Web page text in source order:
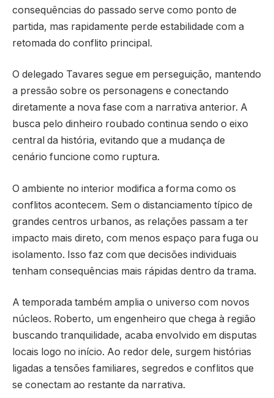
consequências do passado serve como ponto de
partida, mas rapidamente perde estabilidade com a
retomada do conflito principal.
O delegado Tavares segue em perseguição, mantendo
a pressão sobre os personagens e conectando
diretamente a nova fase com a narrativa anterior. A
busca pelo dinheiro roubado continua sendo o eixo
central da história, evitando que a mudança de
cenário funcione como ruptura.
O ambiente no interior modifica a forma como os
conflitos acontecem. Sem o distanciamento típico de
grandes centros urbanos, as relações passam a ter
impacto mais direto, com menos espaço para fuga ou
isolamento. Isso faz com que decisões individuais
tenham consequências mais rápidas dentro da trama.
A temporada também amplia o universo com novos
núcleos. Roberto, um engenheiro que chega à região
buscando tranquilidade, acaba envolvido em disputas
locais logo no início. Ao redor dele, surgem histórias
ligadas a tensões familiares, segredos e conflitos que
se conectam ao restante da narrativa.